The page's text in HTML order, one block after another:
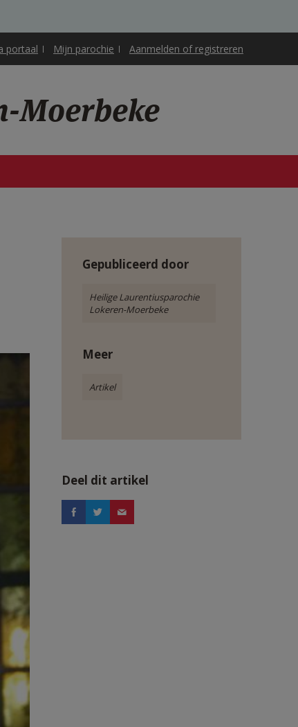
portaal Mijn parochie Aanmelden of registreren
Moerbeke
Gepubliceerd door
Heilige Laurentiusparochie
Lokeren-Moerbeke
Meer
Artikel
Deel dit artikel